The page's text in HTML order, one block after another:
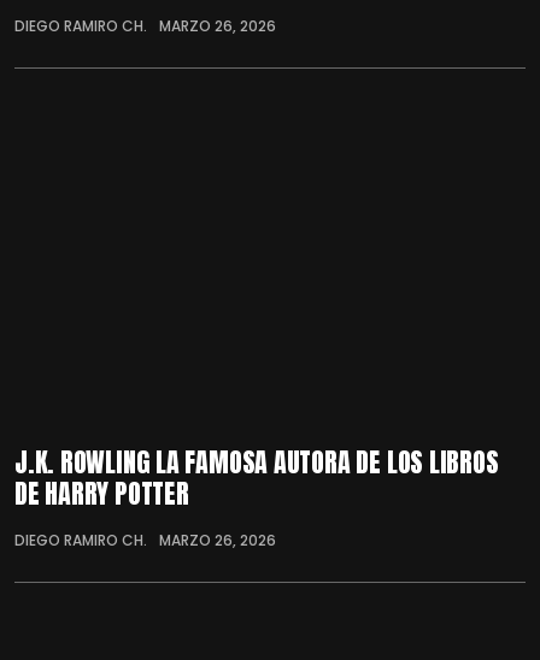
DIEGO RAMIRO CH. MARZO 26, 2026
J.K. ROWLING LA FAMOSA AUTORA DE LOS LIBROS
DE HARRY POTTER
DIEGO RAMIRO CH. MARZO 26, 2026